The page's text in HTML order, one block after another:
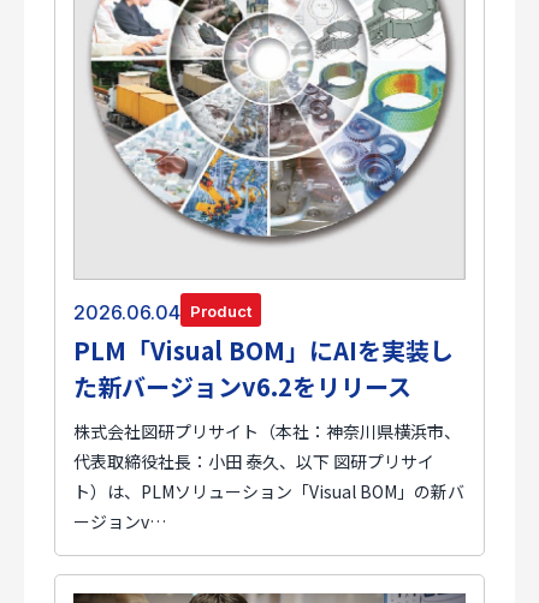
2026.06.04 Product
PLM「Visual BOM」にAIを実装し
た新バージョンv6.2をリリース
株式会社図研プリサイト（本社：神奈川県横浜市、
代表取締役社長：小田 泰久、以下 図研プリサイ
ト）は、PLMソリューション「Visual BOM」の新バ
ージョンv…